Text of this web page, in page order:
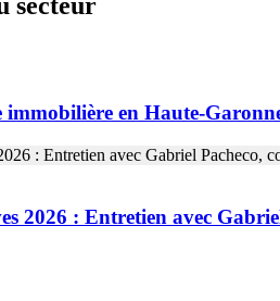
immobilière en Haute-
2026 : Entretien avec